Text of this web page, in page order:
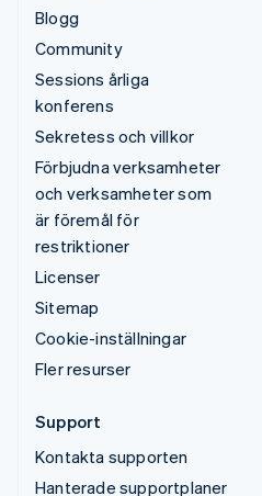
Blogg
Community
Sessions årliga
konferens
Sekretess och villkor
Förbjudna verksamheter
och verksamheter som
är föremål för
restriktioner
Licenser
Sitemap
Cookie-inställningar
Fler resurser
Support
Kontakta supporten
Hanterade supportplaner